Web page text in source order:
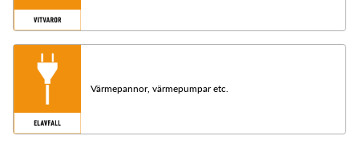
Värmepannor, värmepumpar etc.